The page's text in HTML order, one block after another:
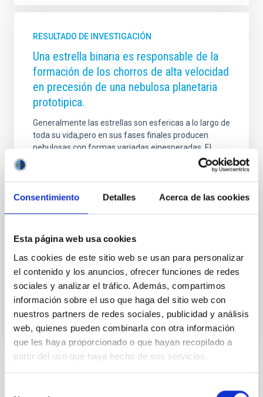
Consentimiento Detalles Acerca de las cookies
Esta página web usa cookies
Las cookies de este sitio web se usan para personalizar
el contenido y los anuncios, ofrecer funciones de redes
sociales y analizar el tráfico. Además, compartimos
información sobre el uso que haga del sitio web con
nuestros partners de redes sociales, publicidad y análisis
web, quienes pueden combinarla con otra información
que les haya proporcionado o que hayan recopilado a
partir del uso que haya hecho de sus servicios.
RESULTADO DE INVESTIGACIÓN
Una estrella binaria es responsable de la
formación de los chorros de alta velocidad
en precesión de una nebulosa planetaria
prototipica.
Generalmente las estrellas son esfericas a lo largo de
toda su vida,pero en sus fases finales producen
nebulosas con formas variadas einesperadas. El
nebulosasplanetarias, que son los restos ionizados
de las envolturas perdidaspor las estrellas. El
hipóthesis más común es que la asimetríaobservada,
nebulosas planetarias, se debe ainteracciones en
sistemas binarios. El estudio de la nebulosaplanetaria
prototípica Fleming 1 con el telescopio VLT
demuestra porprimera
Fecha de publicación 01/01/2012